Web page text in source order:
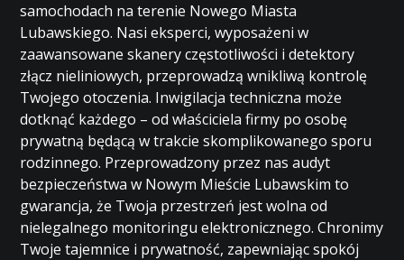
samochodach na terenie Nowego Miasta
Lubawskiego. Nasi eksperci, wyposażeni w
zaawansowane skanery częstotliwości i detektory
złącz nieliniowych, przeprowadzą wnikliwą kontrolę
Twojego otoczenia. Inwigilacja techniczna może
dotknąć każdego – od właściciela firmy po osobę
prywatną będącą w trakcie skomplikowanego sporu
rodzinnego. Przeprowadzony przez nas audyt
bezpieczeństwa w Nowym Mieście Lubawskim to
gwarancja, że Twoja przestrzeń jest wolna od
nielegalnego monitoringu elektronicznego. Chronimy
Twoje tajemnice i prywatność, zapewniając spokój